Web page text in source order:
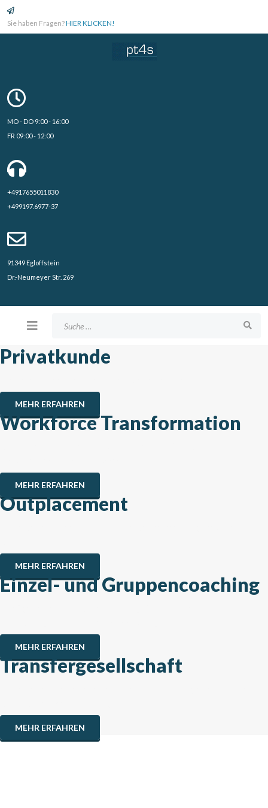
Sie haben Fragen?HIER KLICKEN!
MO - DO 9:00 - 16:00
FR 09:00 - 12:00
+4917655011830
+499197.6977-37
91349 Egloffstein
Dr.-Neumeyer Str. 269
Privatkunde
MEHR ERFAHREN
Workforce Transformation
MEHR ERFAHREN
Outplacement
MEHR ERFAHREN
Einzel- und Gruppencoaching
MEHR ERFAHREN
Transfergesellschaft
MEHR ERFAHREN